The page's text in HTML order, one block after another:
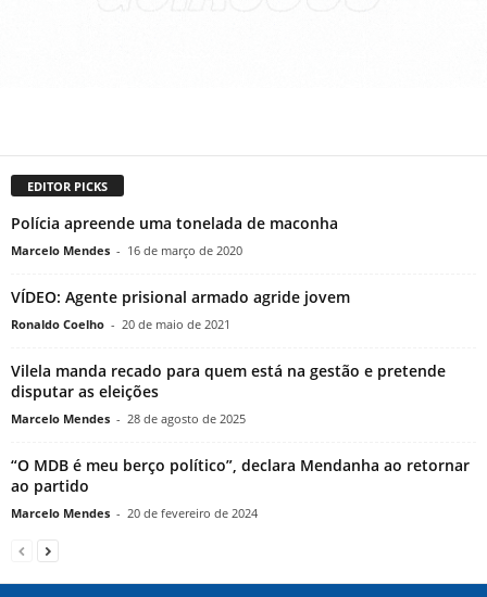
EDITOR PICKS
Polícia apreende uma tonelada de maconha
Marcelo Mendes - 16 de março de 2020
VÍDEO: Agente prisional armado agride jovem
Ronaldo Coelho - 20 de maio de 2021
Vilela manda recado para quem está na gestão e pretende
disputar as eleições
Marcelo Mendes - 28 de agosto de 2025
“O MDB é meu berço político”, declara Mendanha ao retornar
ao partido
Marcelo Mendes - 20 de fevereiro de 2024